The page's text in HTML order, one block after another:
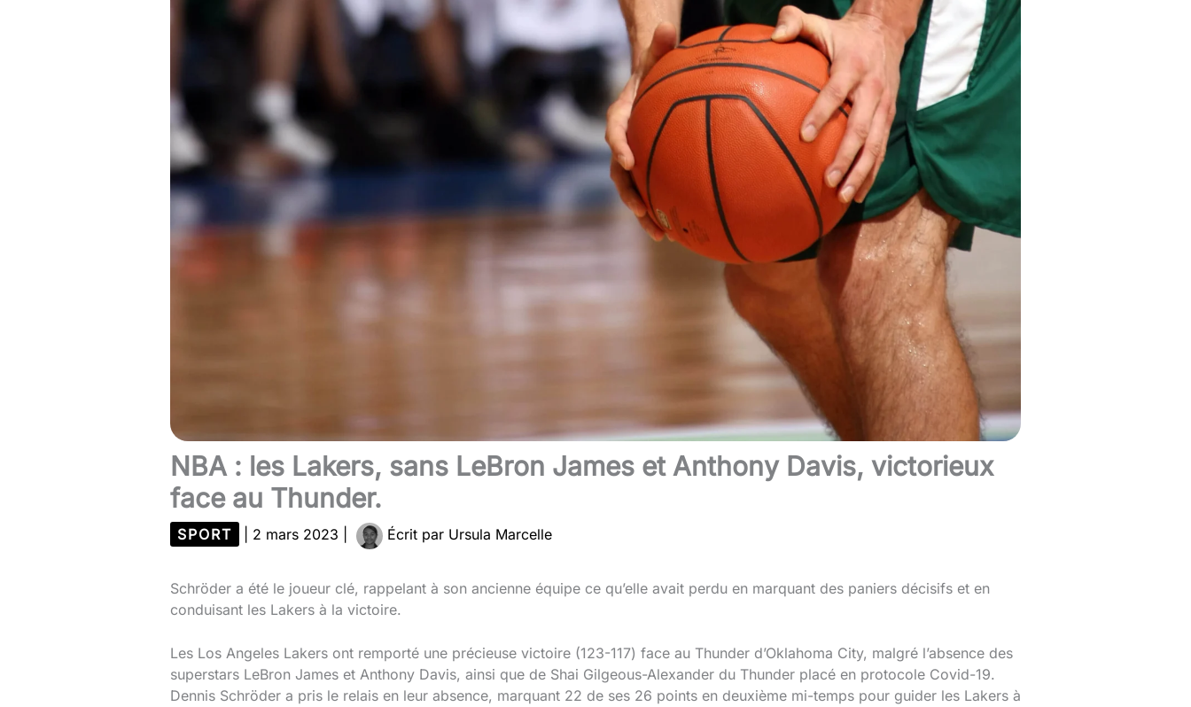
NBA : les Lakers, sans LeBron James et Anthony Davis, victorieux
face au Thunder.
SPORT 2 mars 2023 Écrit par Ursula Marcelle
Schröder a été le joueur clé, rappelant à son ancienne équipe ce qu’elle avait perdu en marquant des paniers décisifs et en
conduisant les Lakers à la victoire.
Les Los Angeles Lakers ont remporté une précieuse victoire (123-117) face au Thunder d’Oklahoma City, malgré l’absence des
superstars LeBron James et Anthony Davis, ainsi que de Shai Gilgeous-Alexander du Thunder placé en protocole Covid-19.
Dennis Schröder a pris le relais en leur absence, marquant 22 de ses 26 points en deuxième mi-temps pour guider les Lakers à